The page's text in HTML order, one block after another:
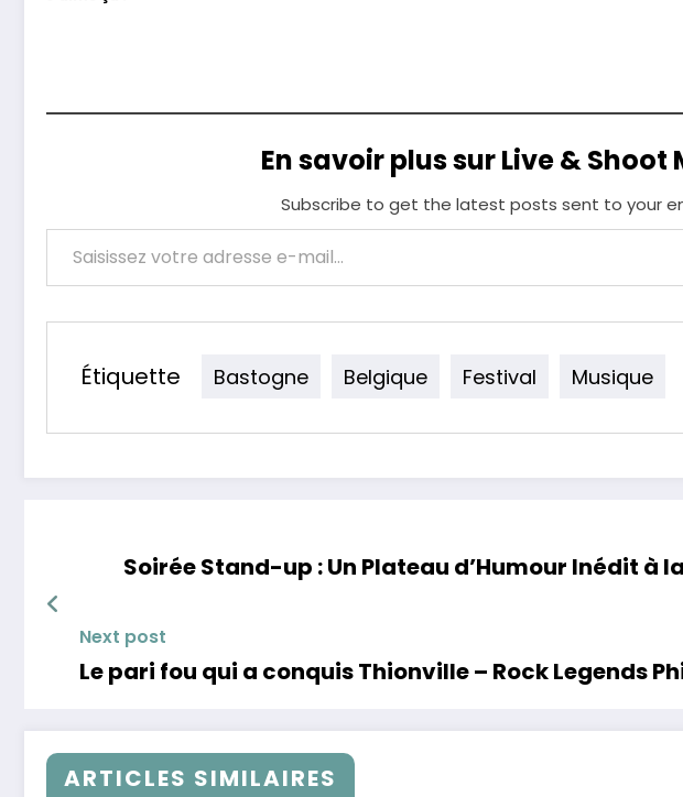
En savoir plus sur Live & Shoot
Subscribe to get the latest posts sent to your
Saisissez votre adresse e-mail…
Étiquette Bastogne Belgique Festival Musique
Soirée Stand-up : Un Plateau d’Humour Inédit à
Next post
Le pari fou qui a conquis Thionville – Rock Legends
ARTICLES SIMILAIRES